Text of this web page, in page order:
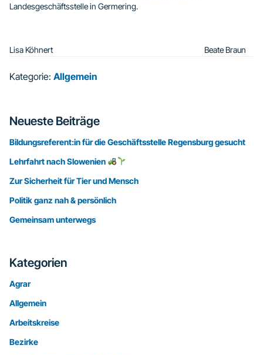
Landesgeschäftsstelle in Germering.
Lisa Köhnert Beate Braun
Kategorie: Allgemein
Seitenspalte
Neueste Beiträge
Bildungsreferent:in für die Geschäftsstelle Regensburg gesucht
Lehrfahrt nach Slowenien
Zur Sicherheit für Tier und Mensch
Politik ganz nah & persönlich
Gemeinsam unterwegs
Kategorien
Agrar
Allgemein
Arbeitskreise
Bezirke